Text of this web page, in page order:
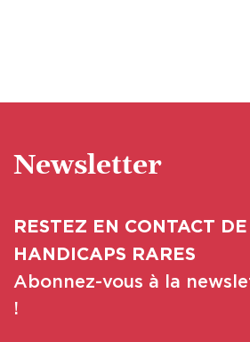
Newsletter
RESTEZ EN CONTACT
HANDICAPS RARES
Abonnez-vous à la
!